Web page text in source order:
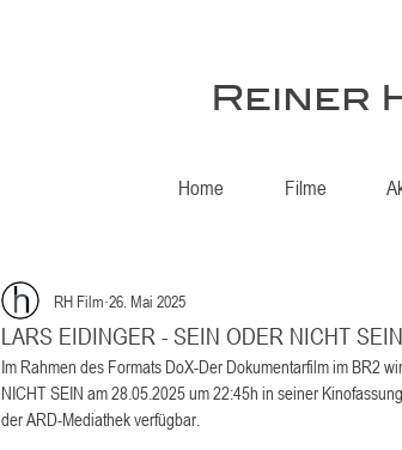
Reiner
Home Filme
LARS EIDINGER - SEIN ODER NICHT
RH Film 26. Mai 2025
Im Rahmen des Formats DoX-Der Dokumentarfilm im BR2
NICHT SEIN am 28.05.2025 um 22:45h in seiner
der ARD-Mediathek verfügbar.